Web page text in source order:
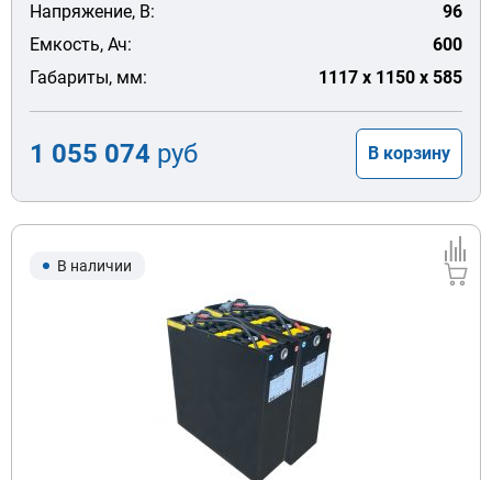
Напряжение, В:
96
Емкость, Ач:
600
Габариты, мм:
1117 x 1150 x 585
1 055 074 руб В корзину
В наличии